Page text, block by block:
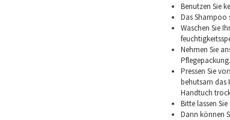
Benutzen Sie
Das Shampoo
Waschen Sie
Nehmen Sie
Pflegepackung.
Pressen Sie
behutsam das
Handtuch
Bitte lassen
Dann können